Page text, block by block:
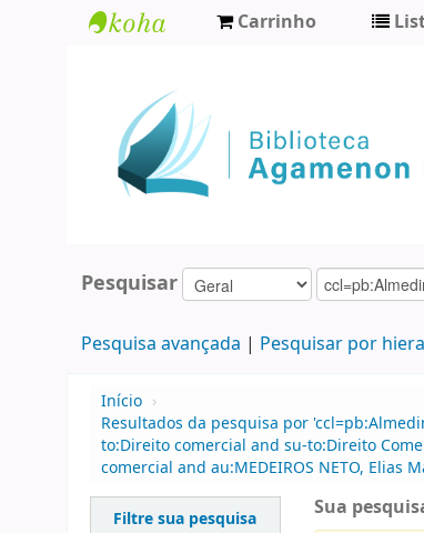
Agamenon
Magalhães
Carrinho
Pesquisar
Pesquisa avançada Pesquisar por
Início ›
Resultados da pesquisa por
to:Direito comercial and su-to:Direito
comercial and au:MEDEIROS NETO, Elias
Filtre sua pesquisa
Sua